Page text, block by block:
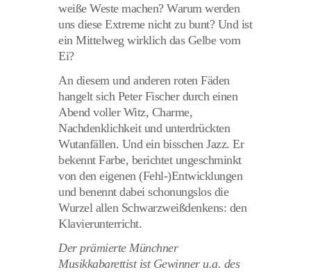
weiße Weste machen? Warum werden
uns diese Extreme nicht zu bunt? Und ist
ein Mittelweg wirklich das Gelbe vom
Ei?
An diesem und anderen roten Fäden
hangelt sich Peter Fischer durch einen
Abend voller Witz, Charme,
Nachdenklichkeit und unterdrückten
Wutanfällen. Und ein bisschen Jazz. Er
bekennt Farbe, berichtet ungeschminkt
von den eigenen (Fehl-)Entwicklungen
und benennt dabei schonungslos die
Wurzel allen Schwarzweißdenkens: den
Klavierunterricht.
Der prämierte Münchner
Musikkabarettist ist Gewinner u.a. des